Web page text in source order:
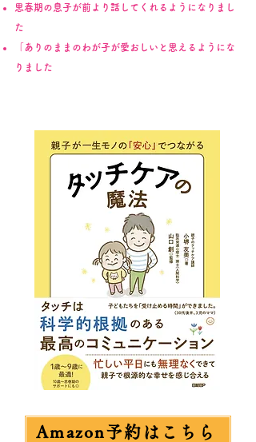
思春期の息子が前より話してくれるようになりまし
た
「ありのままのわが子が愛おしいと思えるようにな
りました
Amazon予約はこちら